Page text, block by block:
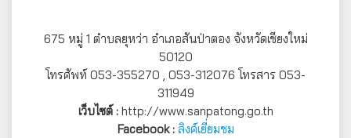
675 หมู่ 1 ตำบลยุหว่า อำเภอสันป่าตอง จังหวัดเชียงใหม่
50120
โทรศัพท์ 053-355270 , 053-312076 โทรสาร 053-
311949
เว็บไซต์ : http://www.sanpatong.go.th
Facebook : ลิงค์เยี่ยมชม